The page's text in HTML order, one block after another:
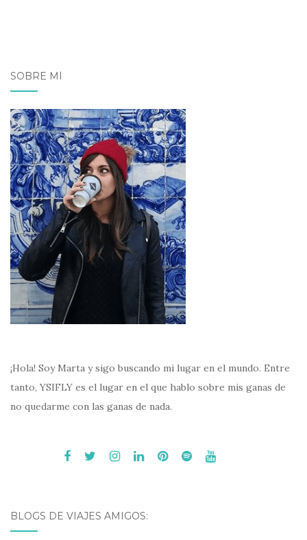
SOBRE MÍ
¡Hola! Soy Marta y sigo buscando mi lugar en el mundo. Entre
tanto, YSIFLY es el lugar en el que hablo sobre mis ganas de
no quedarme con las ganas de nada.
BLOGS DE VIAJES AMIGOS: